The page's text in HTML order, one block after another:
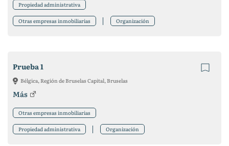
Propiedad administrativa
Otras empresas inmobiliarias Organización
Prueba 1
Bélgica, Región de Bruselas Capital, Bruselas
Más
Otras empresas inmobiliarias
Propiedad administrativa Organización